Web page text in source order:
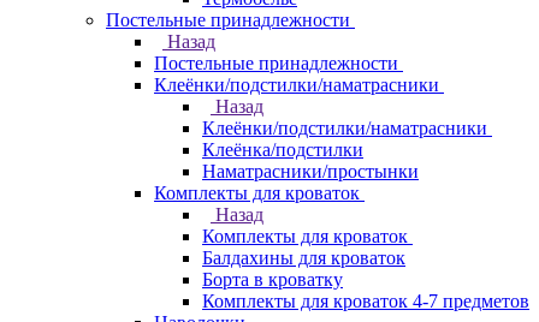
Постельные принадлежности
Назад
Постельные принадлежности
Клеёнки/подстилки/наматрасники
Назад
Клеёнки/подстилки/наматрасники
Клеёнка/подстилки
Наматрасники/простынки
Комплекты для кроваток
Назад
Комплекты для кроваток
Балдахины для кроваток
Борта в кроватку
Комплекты для кроваток 4-7 предметов